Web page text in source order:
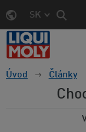
SK
Úvod Články